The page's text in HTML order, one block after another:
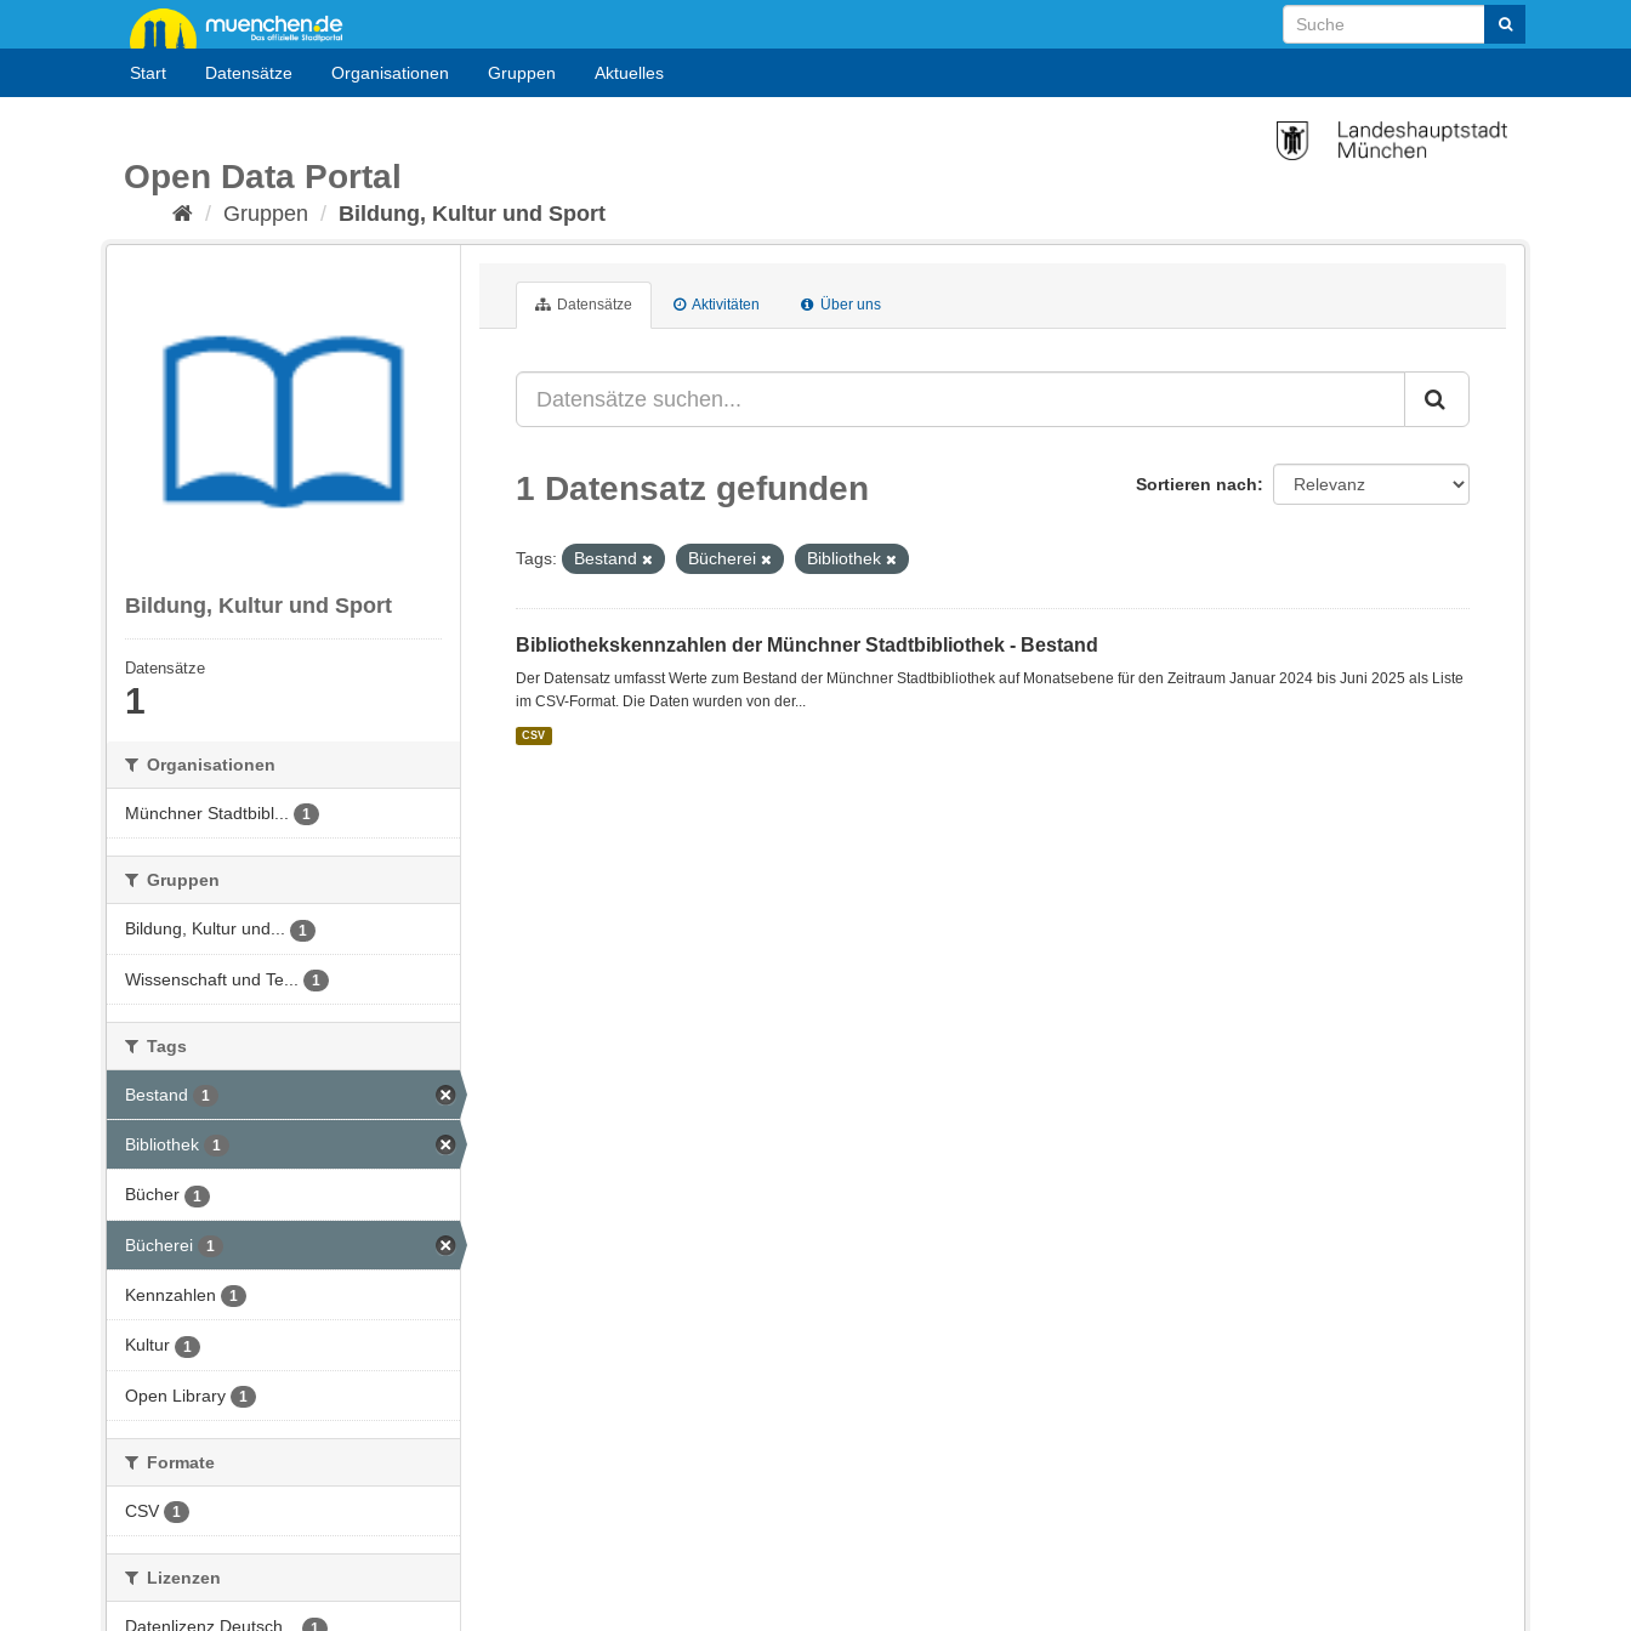
Start Datensätze Organisationen Gruppen Aktuelles
Open Data Portal
Gruppen Bildung, Kultur und Sport
Bildung, Kultur und Sport
Datensätze
1
Organisationen
Münchner Stadtbibl... 1
Gruppen
Bildung, Kultur und... 1
Wissenschaft und Te... 1
Tags
Bestand 1
Bibliothek 1
Bücher 1
Bücherei 1
Kennzahlen 1
Kultur 1
Open Library 1
Formate
CSV 1
Lizenzen
Datenlizenz Deutsch...
Datensätze Aktivitäten Über uns
Sortieren nach
1 Datensatz gefunden
Tags: Bestand Bücherei Bibliothek
Bibliothekskennzahlen der Münchner Stadtbibliothek - Bestand
Der Datensatz umfasst Werte zum Bestand der Münchner Stadtbibliothek auf Monatsebene für den Zeitraum Januar 2024 bis Juni 2025 als Liste
im CSV-Format. Die Daten wurden von der...
CSV